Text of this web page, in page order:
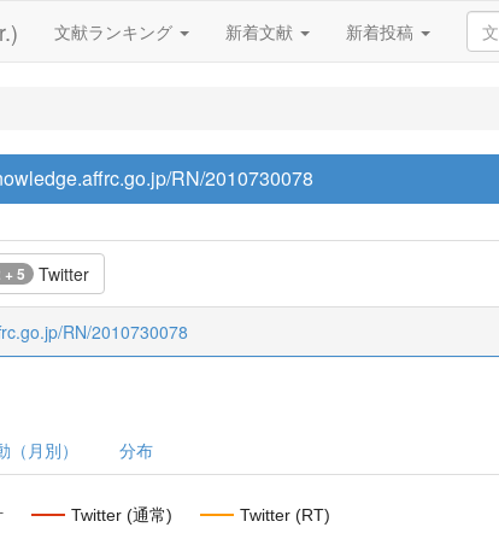
文献ランキング 新着文献 新着投稿
RN/2010730078
+ 5 Twitter
RN/2010730078
（月別） 分布
Twitter (通常) Twitter (RT)